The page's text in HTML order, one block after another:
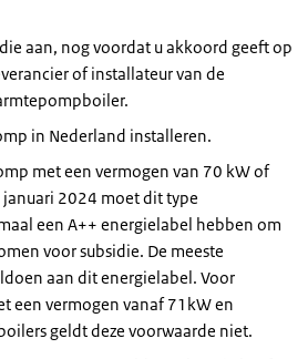
aan, nog voordat u akkoord geeft op
of installateur van de
in Nederland installeren.
met een vermogen van 70 kW of
januari 2024 moet dit type
een A++ energielabel hebben om
voor subsidie. De meeste
aan dit energielabel. Voor
een vermogen vanaf 71kW en
geldt deze voorwaarde niet.